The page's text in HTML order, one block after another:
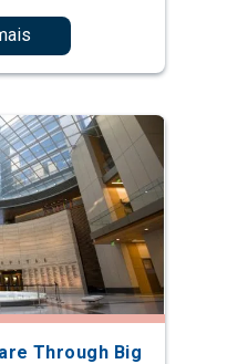
Through Big